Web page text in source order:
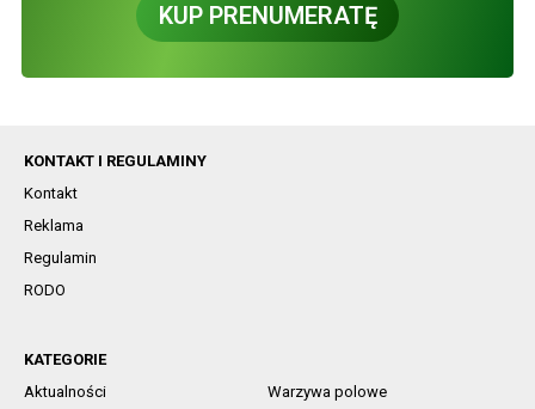
KUP PRENUMERATĘ
KONTAKT I REGULAMINY
Kontakt
Reklama
Regulamin
RODO
KATEGORIE
Aktualności
Warzywa polowe